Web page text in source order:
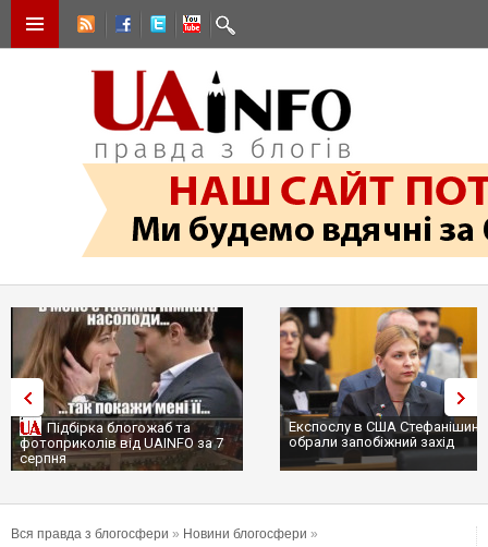
Підбірка блогожаб та
фотоприколів від UAINFO за 7
серпня
Експослу в США
обрали запобіжний захід
Вся правда з блогосфери » Новини блогосфери »